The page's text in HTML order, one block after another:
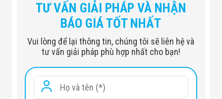
TƯ VẤN GIẢI PHÁP VÀ NHẬN
BÁO GIÁ TỐT NHẤT
Vui lòng để lại thông tin, chúng tôi sẽ liên hệ và
tư vấn giải pháp phù hợp nhất cho bạn!